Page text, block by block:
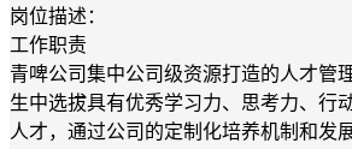
岗位描述：
工作职责
青啤公司集中公司级资源打造的人才管
生中选拔具有优秀学习力、思考力、行
人才，通过公司的定制化培养机制和发